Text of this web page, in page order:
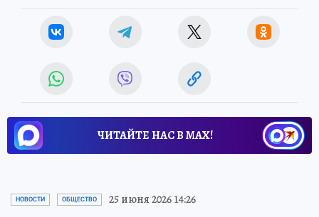
ЧИТАЙТЕ НАС В МАХ!
НОВОСТИ ОБЩЕСТВО 25 июня 2026 14:26